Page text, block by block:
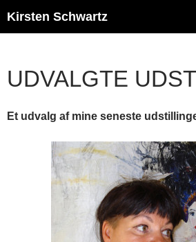
Kirsten Schwartz
UDVALGTE
Et udvalg af mine seneste